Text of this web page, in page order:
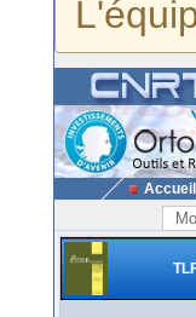
Accueil